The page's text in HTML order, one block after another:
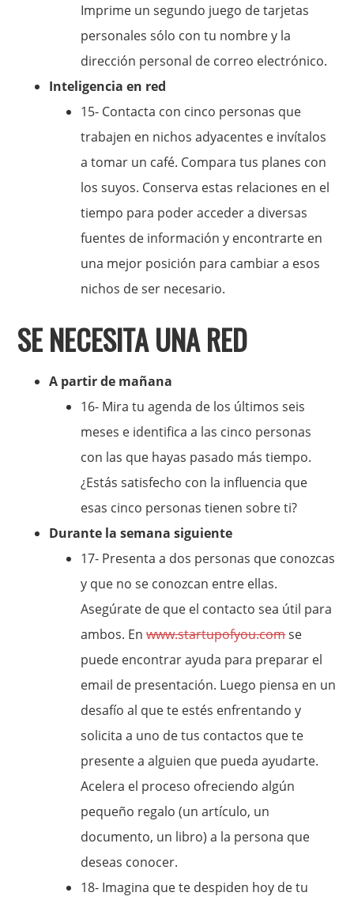
Imprime un segundo juego de tarjetas
personales sólo con tu nombre y la
dirección personal de correo electrónico.
Inteligencia en red
15- Contacta con cinco personas que
trabajen en nichos adyacentes e invítalos
a tomar un café. Compara tus planes con
los suyos. Conserva estas relaciones en el
tiempo para poder acceder a diversas
fuentes de información y encontrarte en
una mejor posición para cambiar a esos
nichos de ser necesario.
SE NECESITA UNA RED
A partir de mañana
16- Mira tu agenda de los últimos seis
meses e identifica a las cinco personas
con las que hayas pasado más tiempo.
¿Estás satisfecho con la influencia que
esas cinco personas tienen sobre ti?
Durante la semana siguiente
17- Presenta a dos personas que conozcas
y que no se conozcan entre ellas.
Asegúrate de que el contacto sea útil para
ambos. Enwww.startupofyou.comse
puede encontrar ayuda para preparar el
email de presentación. Luego piensa en un
desafío al que te estés enfrentando y
solicita a uno de tus contactos que te
presente a alguien que pueda ayudarte.
Acelera el proceso ofreciendo algún
pequeño regalo (un artículo, un
documento, un libro) a la persona que
deseas conocer.
18- Imagina que te despiden hoy de tu